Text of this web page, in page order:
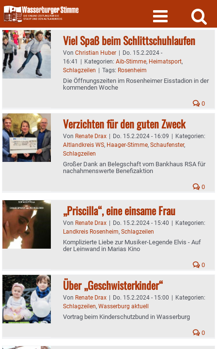
Skip
to
content
Viel Spaß beim Schlittschuhlaufen
Von Christian Huber | Do. 15.2.2024 -
16:41 | Kategorien: Aib-Stimme, Heimatsport,
Schlagzeilen | Tags: Rosenheim
Die Öffnungszeiten im Rosenheimer Eisstadion in der
kommenden Woche
0
Verzichten für den guten Zweck
Von Renate Drax | Do. 15.2.2024 - 16:09 | Kategorien:
Altlandkreis WS, Haager-Stimme, Schaufenster,
Schlagzeilen
Großer Dank an Belegschaft vom Bankhaus RSA für
nachahmenswerte Benefizaktion
0
„Priscilla“, eine einsame Frau
Von Renate Drax | Do. 15.2.2024 - 15:40 | Kategorien:
Landkreis Rosenheim, Schlagzeilen
Komplizierte Liebe zur Musiker-Legende Elvis - Auf
der Leinwand in Marias Kino
0
Über „Geschwisterkinder“
Von Renate Drax | Do. 15.2.2024 - 15:00 | Kategorien:
Schlagzeilen, Wasserburg aktuell
Vortrag beim Kinderschutzbund in Wasserburg
0